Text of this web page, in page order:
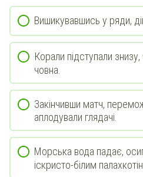
Вишикувавшись у ряди,
Корали підступали
човна.
Закінчивши матч,
аплодували глядачі.
Морська вода падає,
іскристо-білим